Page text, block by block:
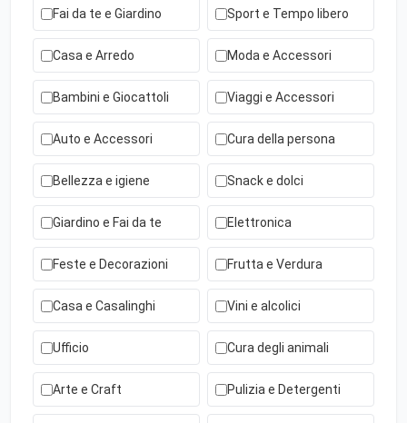
Fai da te e Giardino Sport e Tempo libero
Casa e Arredo Moda e Accessori
Bambini e Giocattoli Viaggi e Accessori
Auto e Accessori Cura della persona
Bellezza e igiene Snack e dolci
Giardino e Fai da te Elettronica
Feste e Decorazioni Frutta e Verdura
Casa e Casalinghi Vini e alcolici
Ufficio Cura degli animali
Arte e Craft Pulizia e Detergenti